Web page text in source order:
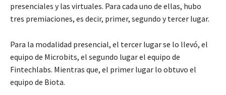
presenciales y las virtuales. Para cada uno de ellas, hubo
tres premiaciones, es decir, primer, segundo y tercer lugar.
Para la modalidad presencial, el tercer lugar se lo llevó, el
equipo de Microbits, el segundo lugar el equipo de
Fintechlabs. Mientras que, el primer lugar lo obtuvo el
equipo de Biota.